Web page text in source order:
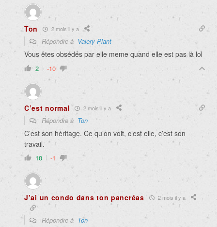
Ton 2 mois il y a
Répondre à Valery Plant
Vous êtes obsédés par elle meme quand elle est pas là lol
2 -10
C’est normal 2 mois il y a
Répondre à Ton
C’est son héritage. Ce qu’on voit, c’est elle, c’est son
travail.
10 -1
J’ai un condo dans ton pancréas 2 mois il y a
Répondre à Ton